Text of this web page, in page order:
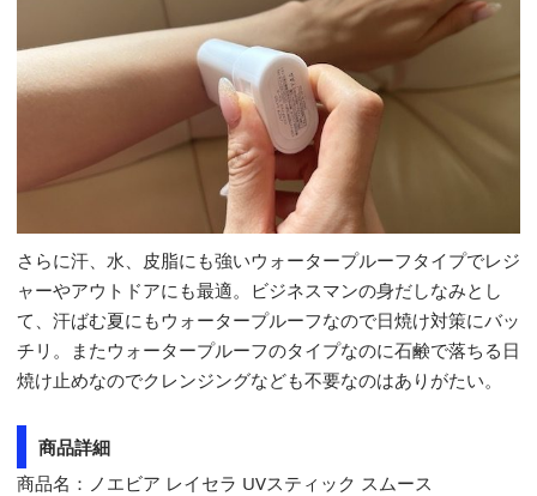
さらに汗、水、皮脂にも強いウォータープルーフタイプでレジ
ャーやアウトドアにも最適。ビジネスマンの身だしなみとし
て、汗ばむ夏にもウォータープルーフなので日焼け対策にバッ
チリ。またウォータープルーフのタイプなのに石鹸で落ちる日
焼け止めなのでクレンジングなども不要なのはありがたい。
商品詳細
商品名：ノエビア レイセラ UVスティック スムース